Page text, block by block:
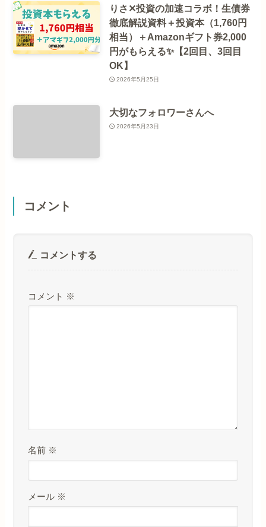
りさ✕投資の加速コラボ！生債券
徹底解説資料＋投資本（1,760円
相当）＋Amazonギフト券2,000
円がもらえる✨️【2回目、3回目
OK】
2026年5月25日
大切なフォロワーさんへ
2026年5月23日
コメント
コメントする
コメント ※
名前 ※
メール ※